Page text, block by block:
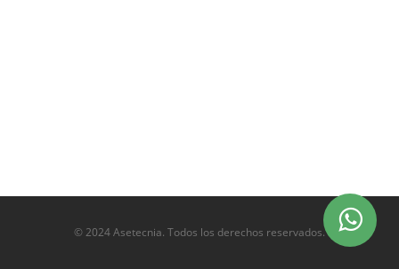
© 2024 Asetecnia. Todos los derechos reservados.